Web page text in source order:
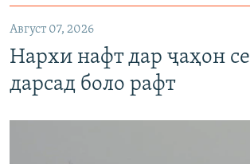
Август 07, 2026
Нархи нафт дар ҷаҳон се
дарсад боло рафт